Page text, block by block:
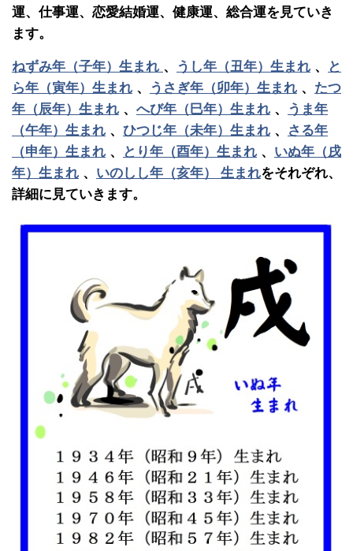
運、仕事運、恋愛結婚運、健康運、総合運を見ていき
ます。
ねずみ年（子年）生まれ 、 うし年（丑年）生まれ 、
と
ら年（寅年）生まれ 、 うさぎ年（卯年）生まれ 、 たつ
年（辰年）生まれ 、 へび年（巳年）生まれ 、
うま年
（午年）生まれ 、 ひつじ年（未年）生まれ 、
さる年
（申年）生まれ 、 とり年（酉年）生まれ 、 いぬ年（戌
年）生まれ 、 いのしし年（亥年） 生まれをそれぞれ、
詳細に見ていきます。